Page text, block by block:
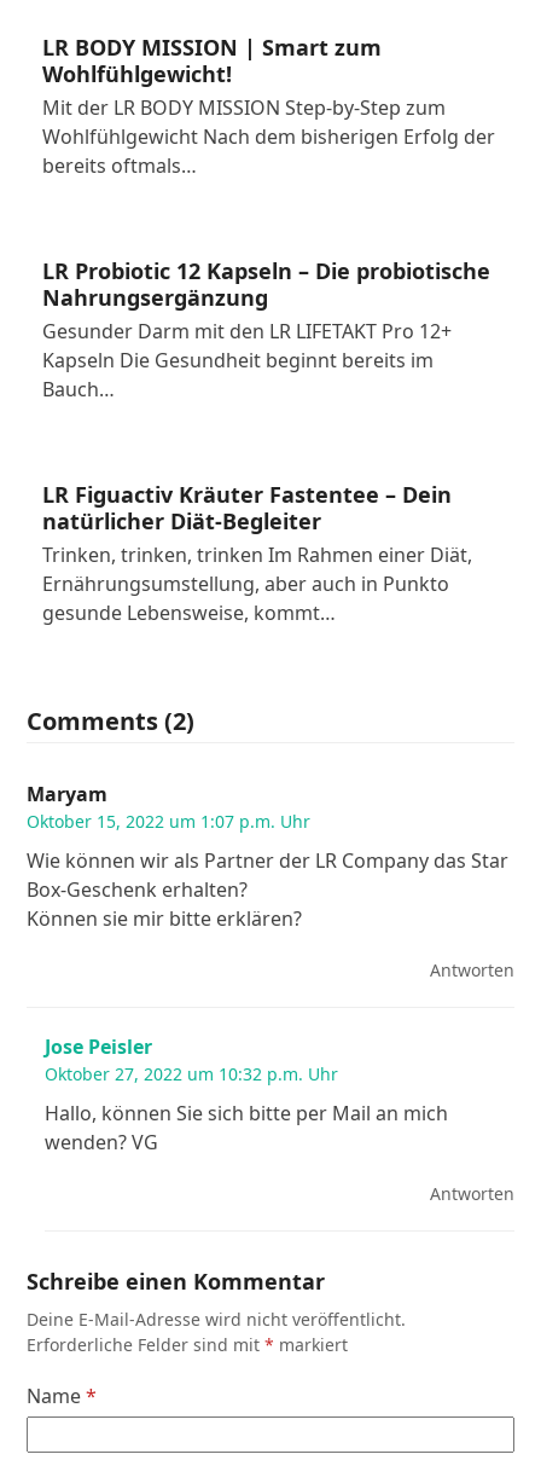
LR BODY MISSION | Smart zum
Wohlfühlgewicht!
Mit der LR BODY MISSION Step-by-Step zum
Wohlfühlgewicht Nach dem bisherigen Erfolg der
bereits oftmals…
LR Probiotic 12 Kapseln – Die probiotische
Nahrungsergänzung
Gesunder Darm mit den LR LIFETAKT Pro 12+
Kapseln Die Gesundheit beginnt bereits im
Bauch…
LR Figuactiv Kräuter Fastentee – Dein
natürlicher Diät-Begleiter
Trinken, trinken, trinken Im Rahmen einer Diät,
Ernährungsumstellung, aber auch in Punkto
gesunde Lebensweise, kommt…
Comments (2)
Maryam
Oktober 15, 2022 um 1:07 p.m. Uhr
Wie können wir als Partner der LR Company das Star
Box-Geschenk erhalten?
Können sie mir bitte erklären?
Antworten
Jose Peisler
Oktober 27, 2022 um 10:32 p.m. Uhr
Hallo, können Sie sich bitte per Mail an mich
wenden? VG
Antworten
Schreibe einen Kommentar
Deine E-Mail-Adresse wird nicht veröffentlicht.
Erforderliche Felder sind mit* markiert
Name*